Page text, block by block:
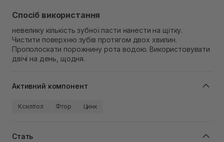
Спосіб використання
невелику кількість зубної пасти нанести на щітку.
Чистити поверхню зубів протягом двох хвилин.
Прополоскати порожнину рота водою. Використовувати
двічі на день, щодня.
Активний компонент
Ксилітол Фтор Цинк
Стать